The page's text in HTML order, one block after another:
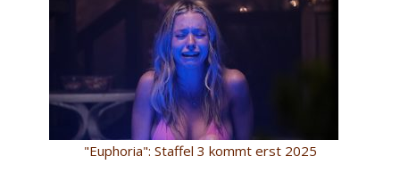
"Euphoria": Staffel 3 kommt erst 2025